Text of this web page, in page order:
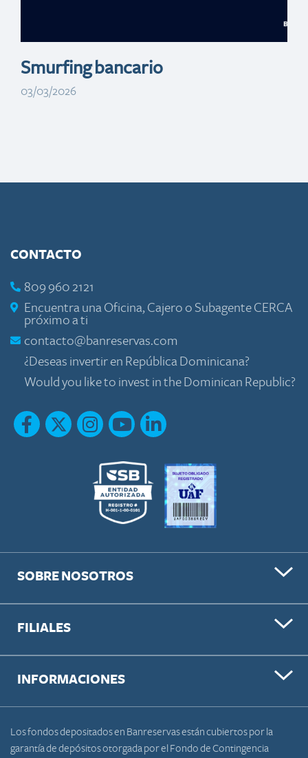
Smurfing bancario
03/03/2026
CONTACTO
809 960 2121
Encuentra una Oficina, Cajero o Subagente CERCA
próximo a ti
contacto@banreservas.com
¿Deseas invertir en República Dominicana?
Would you like to invest in the Dominican Republic?
SOBRE NOSOTROS
FILIALES
INFORMACIONES
Los fondos depositados en Banreservas están cubiertos por la
garantía de depósitos otorgada por el Fondo de Contingencia